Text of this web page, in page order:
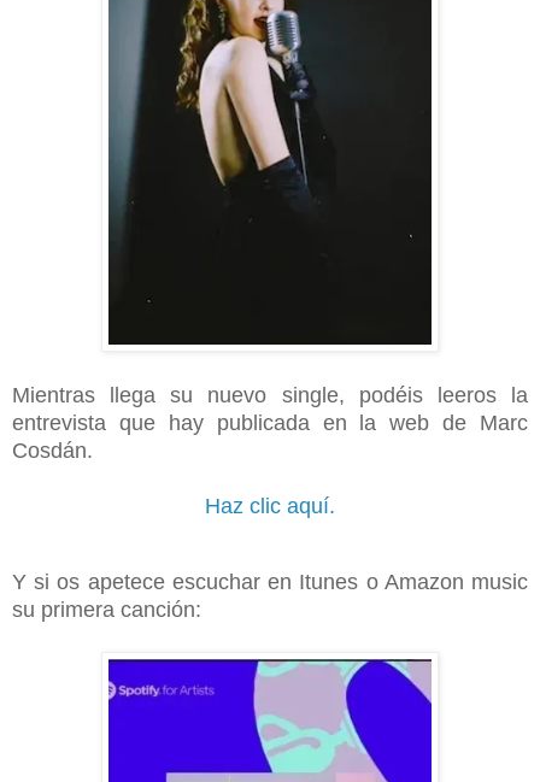
Mientras llega su nuevo single, podéis leeros la
entrevista que hay publicada en la web de Marc
Cosdán.
Haz clic aquí.
Y si os apetece escuchar en Itunes o Amazon music
su primera canción: